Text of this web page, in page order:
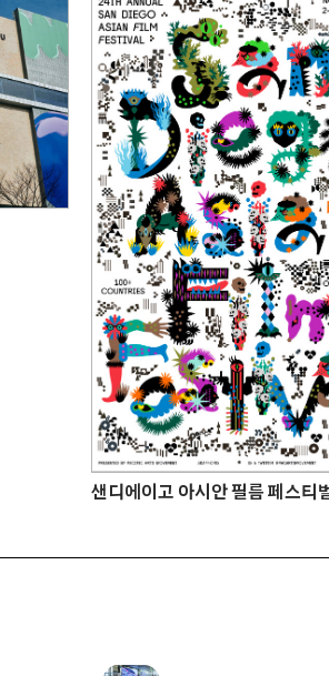
샌디에이고 아시안 필름 페스티